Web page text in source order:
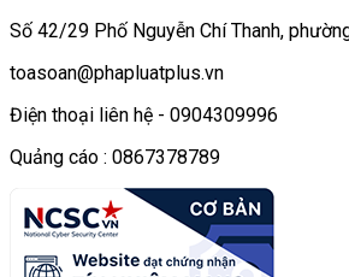
Số 42/29 Phố Nguyễn Chí Thanh,
toasoan@phapluatplus.vn
Điện thoại liên hệ - 0904309996
Quảng cáo : 0867378789